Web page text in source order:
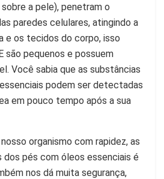
a pele), penetram o
paredes celulares, atingindo a
e os tecidos do corpo, isso
são pequenos e possuem
Você sabia que as substâncias
podem ser detectadas
em pouco tempo após a sua
organismo com rapidez, as
pés com óleos essenciais é
nos dá muita segurança,